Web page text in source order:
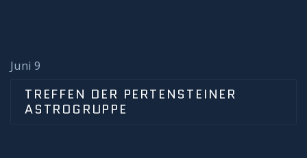
Astrofotografie
Mitgliederbereich
Juni 9
TREFFEN DER PERTENSTEINER
ASTROGRUPPE